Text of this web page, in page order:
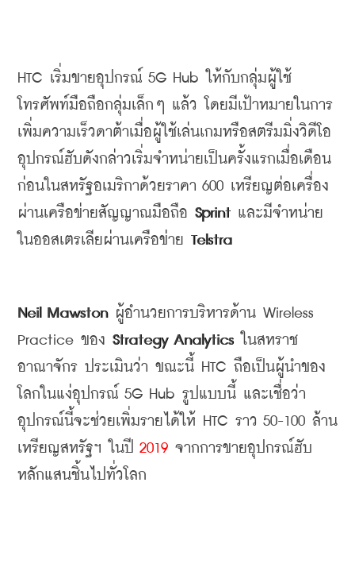
HTC เริ่มขายอุปกรณ์ 5G Hub
ให้กับกลุ่มผู้ใช้
โทรศัพท์มือถือกลุ่มเล็กๆ แล้ว
โดยมีเป้าหมายในการ
เพิ่มความเร็วดาต้าเมื่อผู้ใช้เล่นเกมหรือสตรีมมิ่งวิดีโอ
อุปกรณ์ฮับดังกล่าวเริ่มจำหน่ายเป็นครั้งแรกเมื่อเดือน
ก่อนในสหรัฐอเมริกาด้วยราคา 600 เหรียญต่อเครื่อง
ผ่านเครือข่ายสัญญาณมือถือ Sprint และมีจำหน่าย
ในออสเตรเลียผ่านเครือข่าย Telstra
Neil Mawston ผู้อำนวยการบริหารด้าน Wireless
Practice ของ Strategy Analytics
ในสหราช
อาณาจักร ประเมินว่า ขณะนี้ HTC ถือเป็นผู้นำของ
โลกในแง่อุปกรณ์ 5G Hub รูปแบบนี้ และเชื่อว่า
อุปกรณ์นี้จะช่วยเพิ่มรายได้ให้ HTC ราว 50-100 ล้าน
เหรียญสหรัฐฯ
ในปี 2019 จากการขายอุปกรณ์ฮับ
หลักแสนชิ้นไปทั่วโลก